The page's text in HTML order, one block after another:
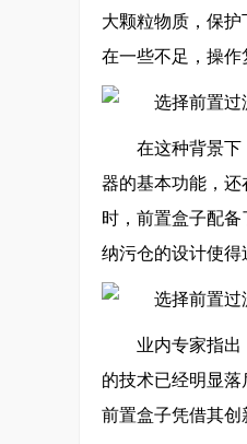
大颗粒物质，保
在一些不足，操作
在这种背景下
器的基本功能，
时，前置盒子配
纳污仓的设计使得
业内专家指
的技术已经明显
前置盒子凭借其创